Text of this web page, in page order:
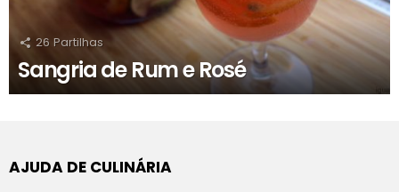
26 Partilhas
Sangria de Rum e Rosé
AJUDA DE CULINÁRIA